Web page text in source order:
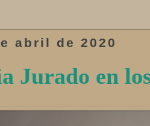
abril de 2020
Jurado en